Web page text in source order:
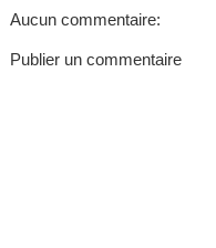
Aucun commentaire:
Publier un commentaire